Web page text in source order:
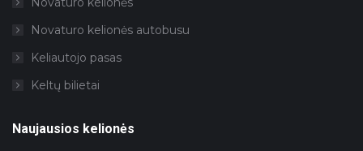
Novaturo kelionės autobusu
Keliautojo pasas
Keltų bilietai
Naujausios kelionės